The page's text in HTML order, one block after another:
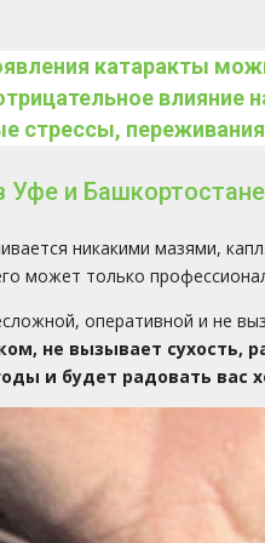
катаракты
влияние
стрессы,
Уфе и Башкортостане
никакими мазями,
может только
оперативной и не
не вызывает сухость,
и будет радовать вас